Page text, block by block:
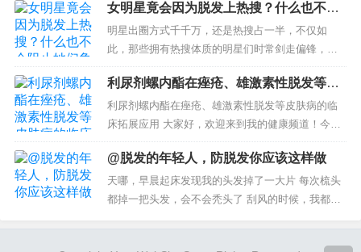
知掉头发需要补充哪几种维生素？补维生素会有效
果吗？...
女明星竟会因为脱发上热搜？什么也不会
阻止她们争奇斗艳的脚步
明星出圈方式千千万，还是热搜占一半，不仅如
此，那些拥有热搜体质的明星们时常剑走偏锋，带
着他们那些奇奇怪怪的热搜向我们走来了。 为什么
王一博总在机场带着滑板 网友们的...
利尿剂螺内酯在痤疮、雄激素性脱发等皮
肤病的临床拓展应用
利尿剂螺内酯在痤疮、雄激素性脱发等皮肤病的临
床拓展应用 大家好，欢迎来到我的健康频道！今
天，我要聊的是利尿剂螺内酯在痤疮、雄激素性脱
发等皮肤病中的临床拓展应用。你可能会惊讶于这
个传统...
@脱发的年轻人，防脱发你应该这样做
天哪，早晨起床发现我的头发掉了一大片 每次梳头
都掉一把头发，会不会秃头了 刮风的时候，我都感